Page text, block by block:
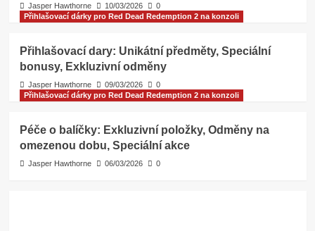
Jasper Hawthorne 10/03/2026
0
Přihlašovací dárky pro Red Dead Redemption 2 na konzoli
Přihlašovací dary: Unikátní předměty, Speciální
bonusy, Exkluzivní odměny
Jasper Hawthorne 09/03/2026
0
Přihlašovací dárky pro Red Dead Redemption 2 na konzoli
Péče o balíčky: Exkluzivní položky, Odměny na
omezenou dobu, Speciální akce
Jasper Hawthorne 06/03/2026 0